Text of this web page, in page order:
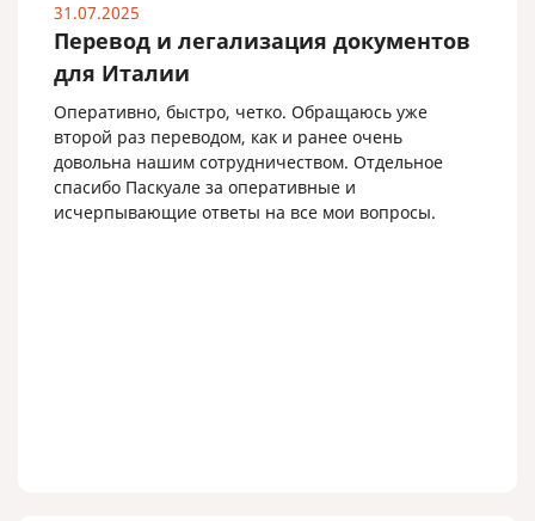
31.07.2025
Перевод и легализация документов
для Италии
Оперативно, быстро, четко. Обращаюсь уже
второй раз переводом, как и ранее очень
довольна нашим сотрудничеством. Отдельное
спасибо Паскуале за оперативные и
исчерпывающие ответы на все мои вопросы.